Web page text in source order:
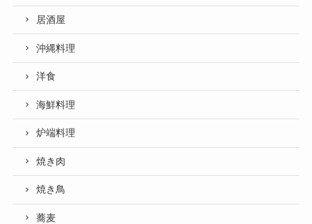
居酒屋
沖縄料理
洋食
海鮮料理
炉端料理
焼き肉
焼き鳥
蕎麦